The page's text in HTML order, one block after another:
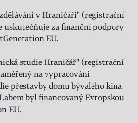
v Hraničáři" (registrační
uskutečňuje za finanční podpory
EU.
studie Hraničář" (registrační
na vypracování
přestavby domu bývalého kina
byl financovaný Evropskou
EU.